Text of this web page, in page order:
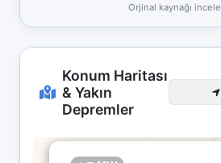
Orjinal kaynağı
Konum Haritası
& Yakın
Depremler